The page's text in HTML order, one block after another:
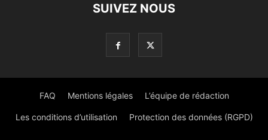
SUIVEZ NOUS
FAQ Mentions légales L’équipe de rédaction
Les conditions d’utilisation Protection des données (RGPD)